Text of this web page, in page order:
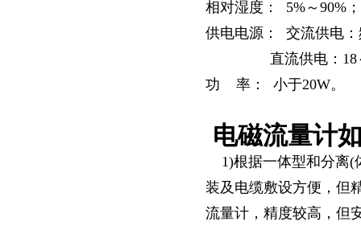
相对湿度：
5%～ 90% ；
供电电源：
交流供电
直流供电： 18
功
率： 小于20W。
电磁流量计
1)根据一体型和分离(
装及电缆敷设方便，但
流量计，精度较高，但